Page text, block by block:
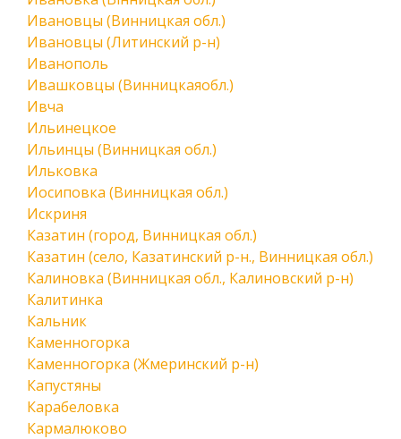
Ивановцы (Винницкая обл.)
Ивановцы (Литинский р-н)
Иванополь
Ивашковцы (Винницкаяобл.)
Ивча
Ильинецкое
Ильинцы (Винницкая обл.)
Ильковка
Иосиповка (Винницкая обл.)
Искриня
Казатин (город, Винницкая обл.)
Казатин (село, Казатинский р-н., Винницкая обл.)
Калиновка (Винницкая обл., Калиновский р-н)
Калитинка
Кальник
Каменногорка
Каменногорка (Жмеринский р-н)
Капустяны
Карабеловка
Кармалюково